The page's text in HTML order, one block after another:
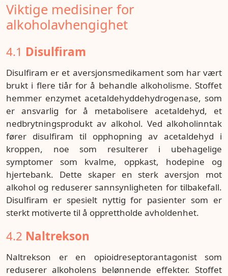
Viktige medisiner for
alkoholavhengighet
4.1 Disulfiram
Disulfiram er et aversjonsmedikament som har vært
brukt i flere tiår for å behandle alkoholisme. Stoffet
hemmer enzymet acetaldehyddehydrogenase, som
er ansvarlig for å metabolisere acetaldehyd, et
nedbrytningsprodukt av alkohol. Ved alkoholinntak
fører disulfiram til opphopning av acetaldehyd i
kroppen, noe som resulterer i ubehagelige
symptomer som kvalme, oppkast, hodepine og
hjertebank. Dette skaper en sterk aversjon mot
alkohol og reduserer sannsynligheten for tilbakefall.
Disulfiram er spesielt nyttig for pasienter som er
sterkt motiverte til å opprettholde avholdenhet.
4.2 Naltrekson
Naltrekson er en opioidreseptorantagonist som
reduserer alkoholens belønnende effekter. Stoffet